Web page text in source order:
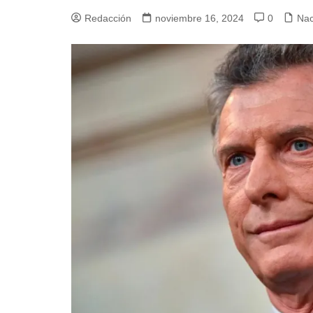
Redacción noviembre 16, 2024 0